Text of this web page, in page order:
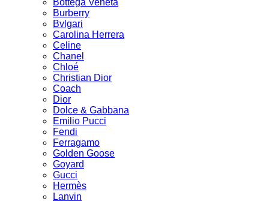
Burberry
Bvlgari
Carolina Herrera
Celine
Chanel
Chloé
Christian Dior
Coach
Dior
Dolce & Gabbana
Emilio Pucci
Fendi
Ferragamo
Golden Goose
Goyard
Gucci
Hermès
Lanvin